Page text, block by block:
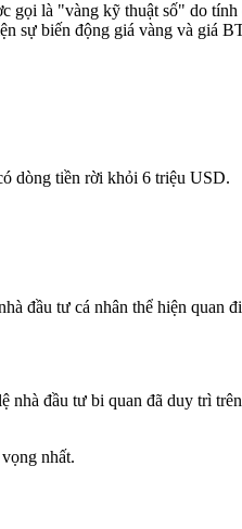
gọi là "vàng kỹ thuật số" do
sự biến động giá vàng và giá
dòng tiền rời khỏi 6 triệu USD.
đầu tư cá nhân thể hiện quan
đầu tư bi quan đã duy trì
nhất.